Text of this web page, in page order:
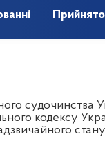
Прийнято
судочинства
кодексу